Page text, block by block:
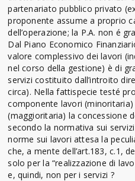
partenariato pubblico privato
proponente assume a proprio
dell’operazione; la P.A. non é
Dal Piano Economico
valore complessivo dei lavori
nel corso della gestione) è di
servizi costituito dall’introito
circa). Nella fattispecie testé
componente lavori
(maggioritaria) la concessione
secondo la normativa sui
norme sui lavori attesa la
che, a mente dell’art.183, c.1,
solo per la “realizzazione di
e, quindi, non per i servizi ?